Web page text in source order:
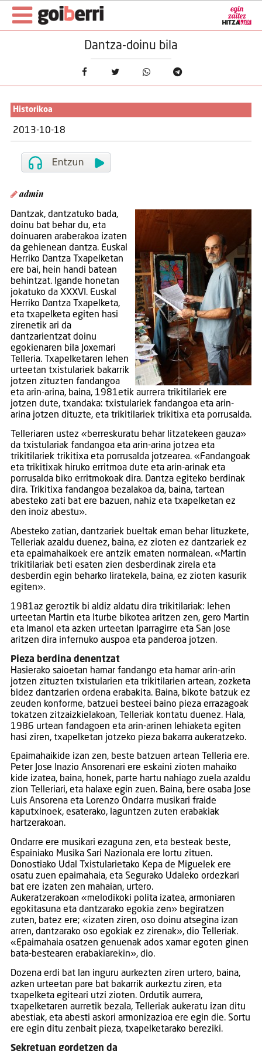
Dantza-doinu bila
Historikoa
2013-10-18
admin
Dantzak, dantzatuko bada,
doinu bat behar du, eta
doinuaren araberakoa izaten
da gehienean dantza. Euskal
Herriko Dantza Txapelketan
ere bai, hein handi batean
behintzat. Igande honetan
jokatuko da XXXVI. Euskal
Herriko Dantza Txapelketa,
eta txapelketa egiten hasi
zirenetik ari da
dantzarientzat doinu
egokienaren bila Joxemari
Telleria. Txapelketaren lehen
urteetan txistulariek bakarrik
jotzen zituzten fandangoa
eta arin-arina, baina, 1981etik aurrera trikitilariek ere
jotzen dute, txandaka: txistulariek fandangoa eta arin-
arina jotzen dituzte, eta trikitilariek trikitixa eta porrusalda.
Telleriaren ustez «berreskuratu behar litzatekeen gauza»
da txistulariak fandangoa eta arin-arina jotzea eta
trikitilariek trikitixa eta porrusalda jotzearea. «Fandangoak
eta trikitixak hiruko erritmoa dute eta arin-arinak eta
porrusalda biko erritmokoak dira. Dantza egiteko berdinak
dira. Trikitixa fandangoa bezalakoa da, baina, tartean
abesteko zati bat ere bazuen, nahiz eta txapelketan ez
den inoiz abestu».
Abesteko zatian, dantzariek bueltak eman behar lituzkete,
Telleriak azaldu duenez, baina, ez zioten ez dantzariek ez
eta epaimahaikoek ere antzik ematen normalean. «Martin
trikitilariak beti esaten zien desberdinak zirela eta
desberdin egin beharko liratekela, baina, ez zioten kasurik
egiten».
1981az geroztik bi aldiz aldatu dira trikitilariak: lehen
urteetan Martin eta Iturbe bikotea aritzen zen, gero Martin
eta Imanol eta azken urteetan Iparragirre eta San Jose
aritzen dira infernuko auspoa eta panderoa jotzen.
Pieza berdina denentzat
Hasierako saioetan hamar fandango eta hamar arin-arin
jotzen zituzten txistularien eta trikitilarien artean, zozketa
bidez dantzarien ordena erabakita. Baina, bikote batzuk ez
zeuden konforme, batzuei besteei baino pieza errazagoak
tokatzen zitzaizkielakoan, Telleriak kontatu duenez. Hala,
1986 urtean fandagoen eta arin-arinen lehiaketa egiten
hasi ziren, txapelketan jotzeko pieza bakarra aukeratzeko.
Epaimahaikide izan zen, beste batzuen artean Telleria ere.
Peter Jose Inazio Ansorenari ere eskaini zioten mahaiko
kide izatea, baina, honek, parte hartu nahiago zuela azaldu
zion Telleriari, eta halaxe egin zuen. Baina, bere osaba Jose
Luis Ansorena eta Lorenzo Ondarra musikari fraide
kaputxinoek, esaterako, laguntzen zuten erabakiak
hartzerakoan.
Ondarre ere musikari ezaguna zen, eta besteak beste,
Espainiako Musika Sari Nazionala ere lortu zituen.
Donostiako Udal Txistularietako Kepa de Miguelek ere
osatu zuen epaimahaia, eta Segurako Udaleko ordezkari
bat ere izaten zen mahaian, urtero.
Aukeratzerakoan «melodikoki polita izatea, armoniaren
egokitasuna eta dantzarako egokia zen» begiratzen
zuten, batez ere; «izaten ziren, oso doinu atsegina izan
arren, dantzarako oso egokiak ez zirenak», dio Telleriak.
«Epaimahaia osatzen genuenak ados xamar egoten ginen
bata-bestearen erabakiarekin», dio.
Dozena erdi bat lan inguru aurkezten ziren urtero, baina,
azken urteetan pare bat bakarrik aurkeztu ziren, eta
txapelketa egiteari utzi zioten. Ordutik aurrera,
txapelketaren aurretik bezala, Telleriak aukeratu izan ditu
abestiak, eta abesti askori armonizazioa ere egin die. Sortu
ere egin ditu zenbait pieza, txapelketarako bereziki.
Sekretuan gordetzen da